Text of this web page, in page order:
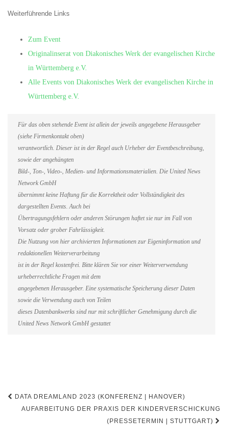
Weiterführende Links
Zum Event
Originalinserat von Diakonisches Werk der evangelischen Kirche
in Württemberg e.V.
Alle Events von Diakonisches Werk der evangelischen Kirche in
Württemberg e.V.
Für das oben stehende Event ist allein der jeweils angegebene Herausgeber
(siehe Firmenkontakt oben)
verantwortlich. Dieser ist in der Regel auch Urheber der Eventbeschreibung,
sowie der angehängten
Bild-, Ton-, Video-, Medien- und Informationsmaterialien. Die United News
Network GmbH
übernimmt keine Haftung für die Korrektheit oder Vollständigkeit des
dargestellten Events. Auch bei
Übertragungsfehlern oder anderen Störungen haftet sie nur im Fall von
Vorsatz oder grober Fahrlässigkeit.
Die Nutzung von hier archivierten Informationen zur Eigeninformation und
redaktionellen Weiterverarbeitung
ist in der Regel kostenfrei. Bitte klären Sie vor einer Weiterverwendung
urheberrechtliche Fragen mit dem
angegebenen Herausgeber. Eine systematische Speicherung dieser Daten
sowie die Verwendung auch von Teilen
dieses Datenbankwerks sind nur mit schriftlicher Genehmigung durch die
United News Network GmbH gestattet
Beitragsnavigation
DATA DREAMLAND 2023 (KONFERENZ | HANOVER)
AUFARBEITUNG DER PRAXIS DER KINDERVERSCHICKUNG
(PRESSETERMIN | STUTTGART)